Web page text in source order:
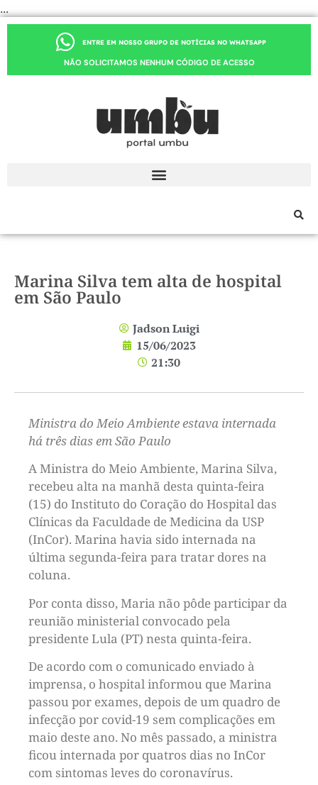
...
ENTRE EM NOSSO GRUPO DE NOTÍCIAS NO WHATSAPP
NÃO SOLICITAMOS NENHUM CÓDIGO DE ACESSO
Marina Silva tem alta de hospital
em São Paulo
Jadson Luigi
15/06/2023
21:30
Ministra do Meio Ambiente estava internada
há três dias em São Paulo
A Ministra do Meio Ambiente, Marina Silva,
recebeu alta na manhã desta quinta-feira
(15) do Instituto do Coração do Hospital das
Clínicas da Faculdade de Medicina da USP
(InCor). Marina havia sido internada na
última segunda-feira para tratar dores na
coluna.
Por conta disso, Maria não pôde participar da
reunião ministerial convocado pela
presidente Lula (PT) nesta quinta-feira.
De acordo com o comunicado enviado à
imprensa, o hospital informou que Marina
passou por exames, depois de um quadro de
infecção por covid-19 sem complicações em
maio deste ano. No mês passado, a ministra
ficou internada por quatros dias no InCor
com sintomas leves do coronavírus.